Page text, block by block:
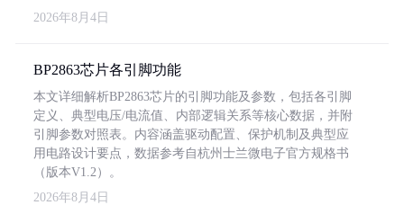
2026年8月4日
BP2863芯片各引脚功能
本文详细解析BP2863芯片的引脚功能及参数，包括各引脚
定义、典型电压/电流值、内部逻辑关系等核心数据，并附
引脚参数对照表。内容涵盖驱动配置、保护机制及典型应
用电路设计要点，数据参考自杭州士兰微电子官方规格书
（版本V1.2）。
2026年8月4日